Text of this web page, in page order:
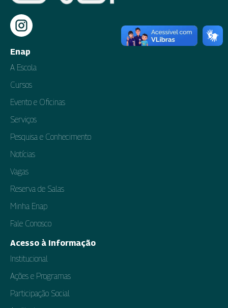
Enap
A Escola
Cursos
Evento e Oficinas
Serviços
Pesquisa e Conhecimento
Notícias
Vagas
Reserva de Salas
Minha Enap
Fale Conosco
Acesso à Informação
Institucional
Ações e Programas
Participação Social